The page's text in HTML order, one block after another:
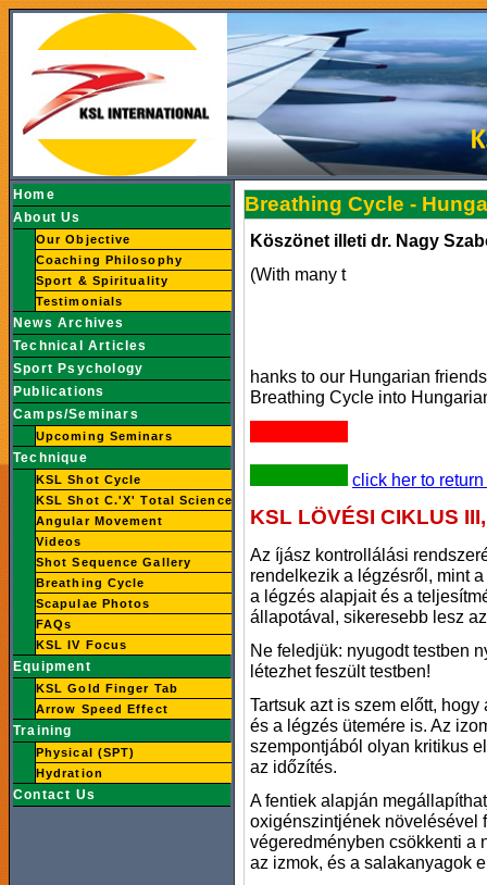
Home
About Us
Our Objective
Coaching Philosophy
Sport & Spirituality
Testimonials
News Archives
Technical Articles
Sport Psychology
Publications
Camps/Seminars
Upcoming Seminars
Technique
KSL Shot Cycle
KSL Shot C.'X' Total Science
Angular Movement
Videos
Shot Sequence Gallery
Breathing Cycle
Scapulae Photos
FAQs
KSL IV Focus
Equipment
KSL Gold Finger Tab
Arrow Speed Effect
Training
Physical (SPT)
Hydration
Contact Us
Breathing Cycle -
Köszönet illeti dr. Nagy
(With many t
hanks to our Hungarian
Breathing Cycle into
click her to
KSL LÖVÉSI CIKLUS
Az íjász kontrollálási
rendelkezik a légzésről, mint
a légzés alapjait és a
állapotával, sikeresebb lesz
Ne feledjük: nyugodt testben
létezhet feszült testben!
Tartsuk azt is szem előtt,
és a légzés ütemére is. Az
szempontjából olyan kritikus
az időzítés.
A fentiek alapján
oxigénszintjének növelésével
végeredményben csökkenti a
az izmok, és a salakanyagok